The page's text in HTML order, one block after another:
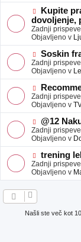
b
a
v
e
N
o
v
e
o
b
j
a
v
e
Kupite
dovoljenje,
Zadnji
Objavljeno v
N
o
v
e
o
b
j
a
v
e
Soskin
Zadnji
Objavljeno v
N
o
v
e
o
b
j
a
v
e
Zadnji
Objavljeno v
N
o
v
e
o
b
j
a
@12
Zadnji
Objavljeno v
N
o
v
e
a
trening
Zadnji
Objavljeno v
Našli ste več kot